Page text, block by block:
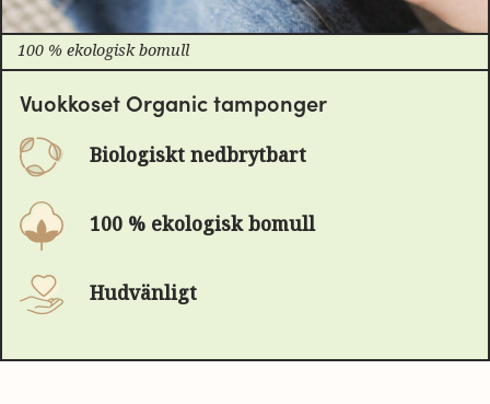
100 % ekologisk bomull
Vuokkoset Organic tamponger
Biologiskt nedbrytbart
100 % ekologisk bomull
Hudvänligt